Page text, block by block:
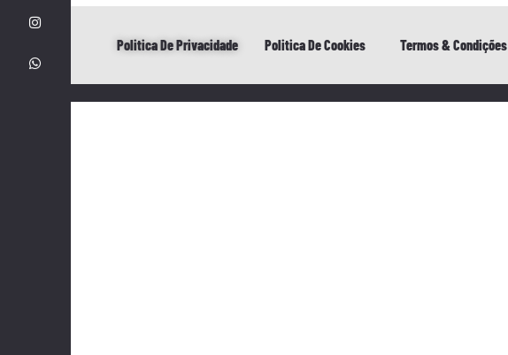
Politica De Privacidade Politica De Cookies Termos & Condições